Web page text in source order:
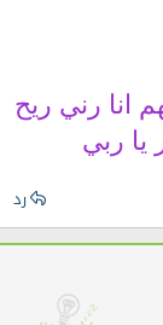
انا رني ريح
يا ربي
رد